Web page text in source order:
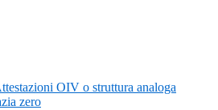
OIV o struttura analoga
zero